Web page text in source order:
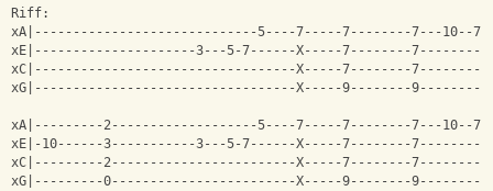
Riff:
xA|-----------------------------5----7-----7--------7---10--
xE|---------------------3---5-7------X-----7--------
xC|----------------------------------X-----7--------
xG|----------------------------------X-----9--------
xA|---------2-------------------5----7-----7--------7---10--
xE|-10------3-----------3---5-7------X-----7--------
xC|---------2------------------------X-----7--------
xG|---------0------------------------X-----9--------